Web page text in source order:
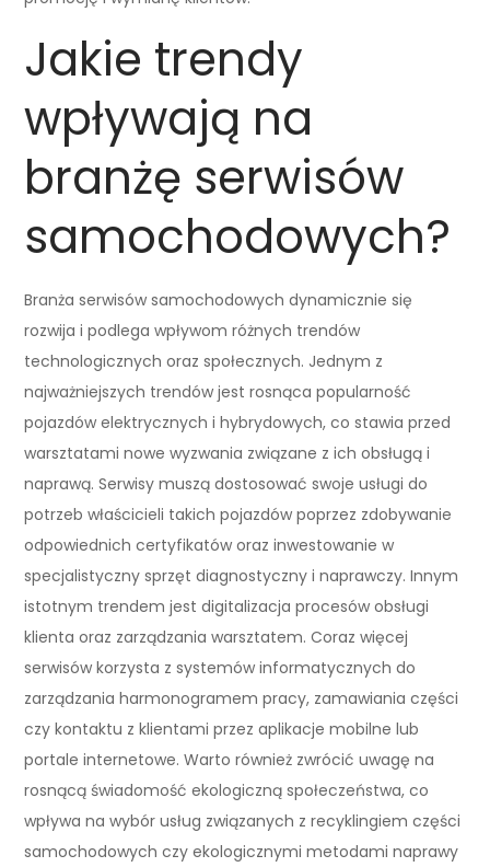
Jakie trendy
wpływają na
branżę serwisów
samochodowych?
Branża serwisów samochodowych dynamicznie się
rozwija i podlega wpływom różnych trendów
technologicznych oraz społecznych. Jednym z
najważniejszych trendów jest rosnąca popularność
pojazdów elektrycznych i hybrydowych, co stawia przed
warsztatami nowe wyzwania związane z ich obsługą i
naprawą. Serwisy muszą dostosować swoje usługi do
potrzeb właścicieli takich pojazdów poprzez zdobywanie
odpowiednich certyfikatów oraz inwestowanie w
specjalistyczny sprzęt diagnostyczny i naprawczy. Innym
istotnym trendem jest digitalizacja procesów obsługi
klienta oraz zarządzania warsztatem. Coraz więcej
serwisów korzysta z systemów informatycznych do
zarządzania harmonogramem pracy, zamawiania części
czy kontaktu z klientami przez aplikacje mobilne lub
portale internetowe. Warto również zwrócić uwagę na
rosnącą świadomość ekologiczną społeczeństwa, co
wpływa na wybór usług związanych z recyklingiem części
samochodowych czy ekologicznymi metodami naprawy